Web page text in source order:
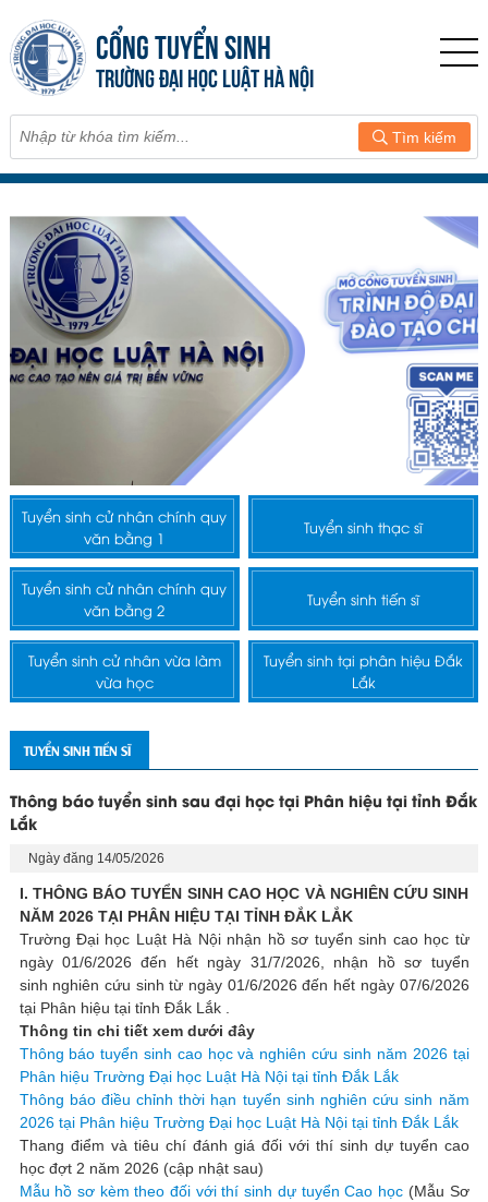
CỔNG TUYỂN SINH
TRƯỜNG ĐẠI HỌC LUẬT HÀ NỘI
Tìm kiếm
Tuyển sinh cử nhân chính quy
văn bằng 1
Tuyển sinh thạc sĩ
Tuyển sinh cử nhân chính quy
văn bằng 2
Tuyển sinh tiến sĩ
Tuyển sinh cử nhân vừa làm
vừa học
Tuyển sinh tại phân hiệu Đắk
Lắk
TUYỂN SINH TIẾN SĨ
Thông báo tuyển sinh sau đại học tại Phân hiệu tại tỉnh Đắk
Lắk
Ngày đăng 14/05/2026
I. THÔNG BÁO TUYỂN SINH CAO HỌC VÀ NGHIÊN CỨU SINH
NĂM 2026 TẠI PHÂN HIỆU TẠI TỈNH ĐẮK LẮK
Trường Đại học Luật Hà Nội nhận hồ sơ tuyển sinh cao học từ
ngày 01/6/2026 đến hết ngày 31/7/2026, nhận hồ sơ tuyển
sinh nghiên cứu sinh từ ngày 01/6/2026 đến hết ngày 07/6/2026
tại Phân hiệu tại tỉnh Đắk Lắk .
Thông tin chi tiết xem dưới đây
Thông báo tuyển sinh cao học và nghiên cứu sinh năm 2026 tại
Phân hiệu Trường Đại học Luật Hà Nội tại tỉnh Đắk Lắk
Thông báo điều chỉnh thời hạn tuyển sinh nghiên cứu sinh năm
2026 tại Phân hiệu Trường Đại học Luật Hà Nội tại tỉnh Đắk Lắk
Thang điểm và tiêu chí đánh giá đối với thí sinh dự tuyển cao
học đợt 2 năm 2026 (cập nhật sau)
Mẫu hồ sơ kèm theo đối với thí sinh dự tuyển Cao học (Mẫu Sơ